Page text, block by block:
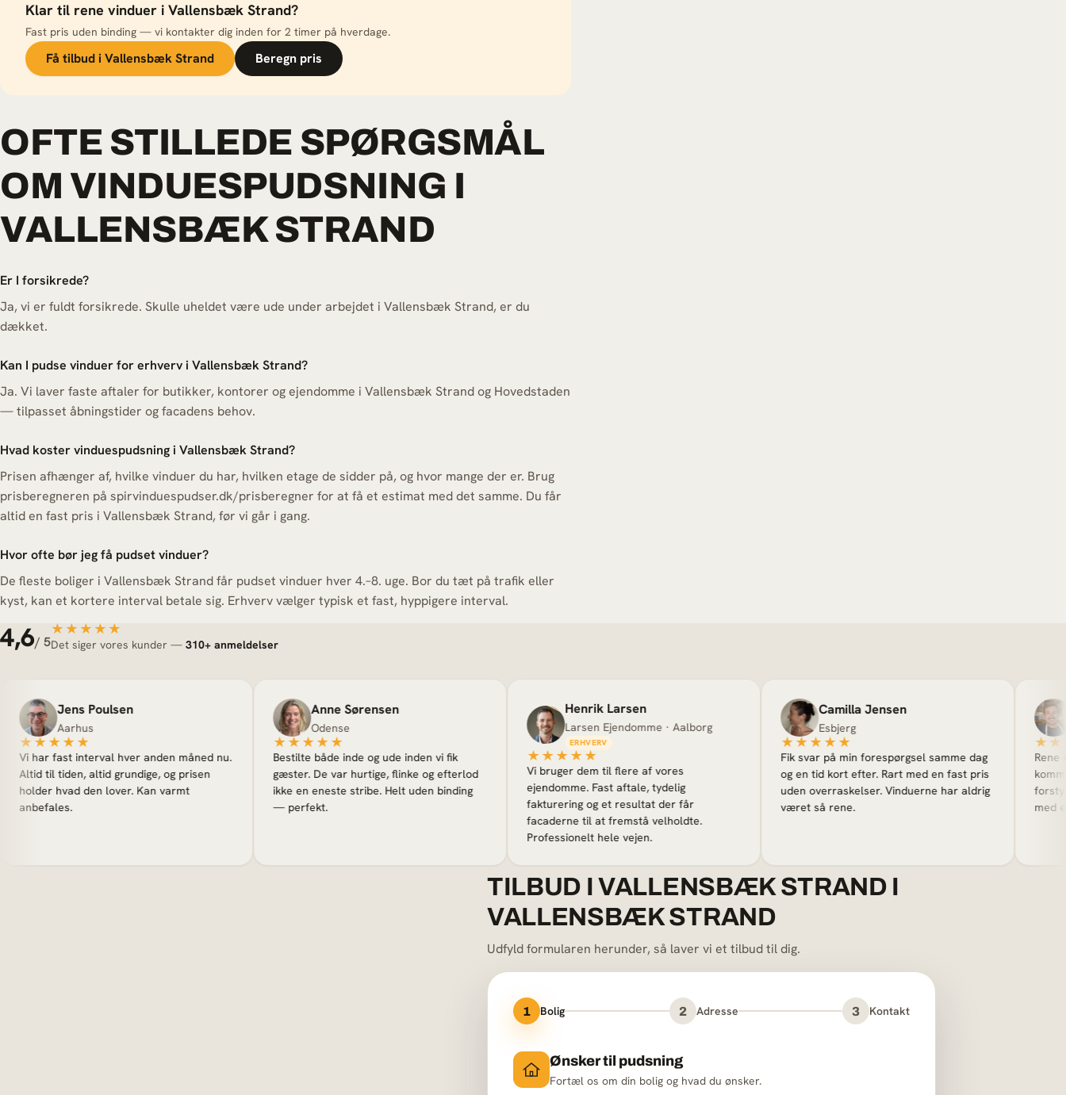
Klar til rene vinduer i Vallensbæk Strand?
Fast pris uden binding — vi kontakter dig inden for 2 timer på hverdage.
Få tilbud i Vallensbæk Strand Beregn pris
OFTE STILLEDE SPØRGSMÅL
OM VINDUESPUDSNING I
VALLENSBÆK STRAND
Er I forsikrede?
Ja, vi er fuldt forsikrede. Skulle uheldet være ude under arbejdet i Vallensbæk Strand, er du
dækket.
Kan I pudse vinduer for erhverv i Vallensbæk Strand?
Ja. Vi laver faste aftaler for butikker, kontorer og ejendomme i Vallensbæk Strand og Hovedstaden
— tilpasset åbningstider og facadens behov.
Hvad koster vinduespudsning i Vallensbæk Strand?
Prisen afhænger af, hvilke vinduer du har, hvilken etage de sidder på, og hvor mange der er. Brug
prisberegneren på spirvinduespudser.dk/prisberegner for at få et estimat med det samme. Du får
altid en fast pris i Vallensbæk Strand, før vi går i gang.
Hvor ofte bør jeg få pudset vinduer?
De fleste boliger i Vallensbæk Strand får pudset vinduer hver 4.–8. uge. Bor du tæt på trafik eller
kyst, kan et kortere interval betale sig. Erhverv vælger typisk et fast, hyppigere interval.
4,6/ 5
★★★★★
★★★★★
Det siger vores kunder — 310+ anmeldelser
Jens Poulsen
Aarhus
interval hver anden måned nu.
tiden, altid grundige, og prisen
hvad den lover. Kan varmt
Anne Sørensen
Odense
★★★★★
Bestilte både inde og ude inden vi fik
gæster. De var hurtige, flinke og efterlod
ikke en eneste stribe. Helt uden binding
— perfekt.
Henrik Larsen
Larsen Ejendomme · Aalborg
ERHVERV
★★★★★
Vi bruger dem til flere af vores
ejendomme. Fast aftale, tydelig
fakturering og et resultat der får
facaderne til at fremstå velholdte.
Professionelt hele vejen.
Camilla Jensen
Esbjerg
★★★★★
Fik svar på min forespørgsel samme dag
og en tid kort efter. Rart med en fast pris
uden overraskelser. Vinduerne har aldrig
været så rene.
Café
★★★★★
Rene ruder
kommer fast
forstyrrer
med et flot
TILBUD I VALLENSBÆK STRAND I
VALLENSBÆK STRAND
Udfyld formularen herunder, så laver vi et tilbud til dig.
1 Bolig 2 Adresse 3 Kontakt
Ønsker til pudsning
Fortæl os om din bolig og hvad du ønsker.